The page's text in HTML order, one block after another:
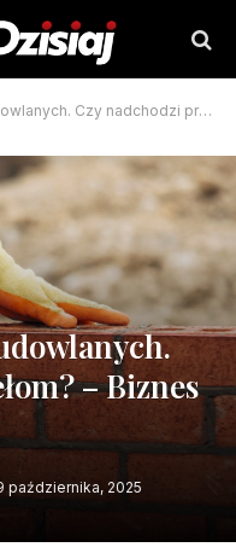
nadchodzi przełom? – Biznes Wprost
– Biznes
października, 2025